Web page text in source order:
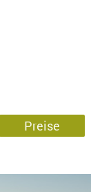
Preise